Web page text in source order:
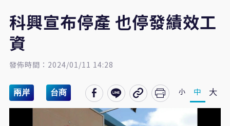
科興宣布停產 也停發績效工
資
發佈時間：2024/01/11 14:28
兩岸 台商 小 中 大